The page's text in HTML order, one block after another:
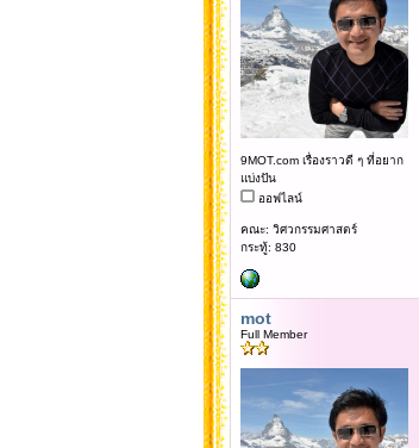
9MOT.com เรื่องราวดี ๆ ที่อยาก
แบ่งปัน
ออฟไลน์
คณะ: วิศวกรรมศาสตร์
กระทู้: 830
mot
Full Member